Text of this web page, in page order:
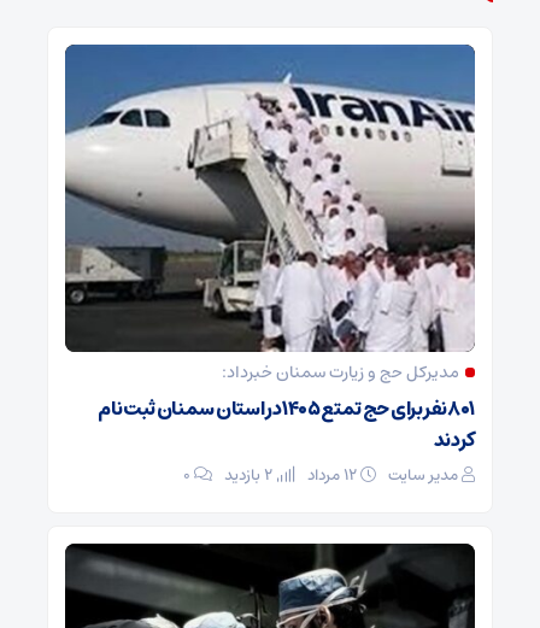
مدیرکل حج و زیارت ‌سمنان خبرداد:
۸۰۱ نفر برای حج تمتع ۱۴۰۵ در استان سمنان ثبت نام
کردند
مدیر سایت ۰